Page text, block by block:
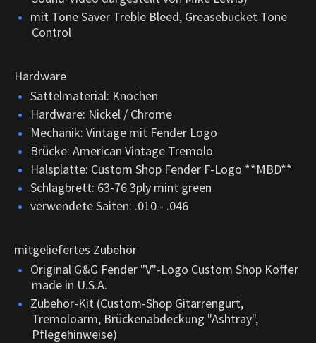
mit Tone Saver Treble Bleed, Greasebucket Tone
Control
Hardware
Sattelmaterial: Knochen
Hardware: Nickel / Chrome
Mechanik: Vintage mit Fender Logo
Brücke: American Vintage Tremolo
Halsplatte: Custom Shop Fender F-Logo **MBD**
Schlagbrett: 63-76 3ply mint green
verwendete Saiten: .010 - .046
mitgeliefertes Zubehör
Original G&G Fender "V"-Logo Custom Shop Koffer
made in U.S.A.
Zubehör-Kit (Custom-Shop Gitarrengurt,
Tremoloarm, Brückenabdeckung "Ashtray",
Pflegehinweise)